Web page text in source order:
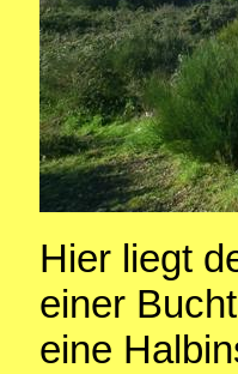
Hier liegt
einer
eine